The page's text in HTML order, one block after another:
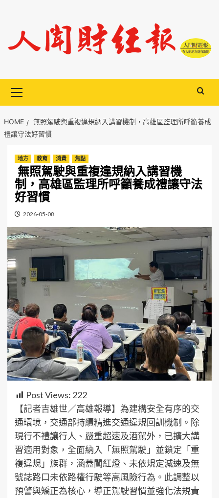
content
Menu
HOME
無照駕駛與重複違規納入講習機制，高雄區監理所呼籲養成
禮讓守法好習慣
地方 教育 消費 焦點
無照駕駛與重複違規納入講習機
制，高雄區監理所呼籲養成禮讓守法
好習慣
2026-05-08
Post Views: 222
【記者吉雄世／高雄報導】為建構安全有序的交
通環境，交通部持續精進交通違規回訓機制。除
現行不禮讓行人、嚴重超速及酒駕外，已擴大講
習適用對象，全面納入「無照駕駛」並鎖定「重
複違規」族群，涵蓋闖紅燈、未依規定減速及無
號誌路口未依路權行駛等高風險行為。此調整以
預警與矯正為核心，導正駕駛習慣並強化法規責